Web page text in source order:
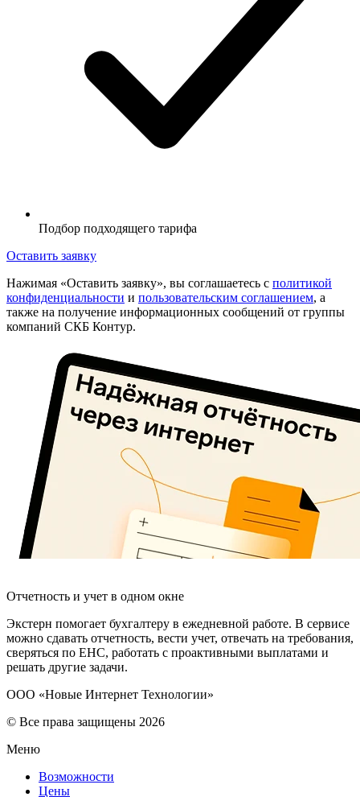
Подбор подходящего тарифа
Оставить заявку
Нажимая «Оставить заявку», вы соглашаетесь с политикой
конфиденциальности и пользовательским соглашением, а
также на получение информационных сообщений от группы
компаний СКБ Контур.
Отчетность и учет в одном окне
Экстерн помогает бухгалтеру в ежедневной работе. В сервисе
можно сдавать отчетность, вести учет, отвечать на требования,
сверяться по ЕНС, работать с проактивными выплатами и
решать другие задачи.
ООО «Новые Интернет Технологии»
© Все права защищены 2026
Меню
Возможности
Цены